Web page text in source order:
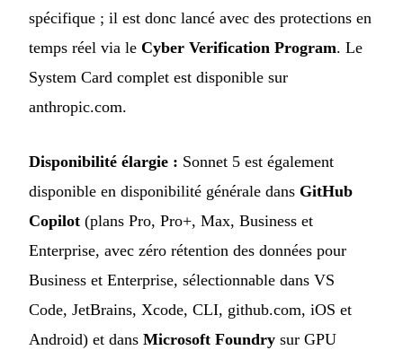
spécifique ; il est donc lancé avec des protections en
temps réel via le Cyber Verification Program. Le
System Card complet est disponible sur
anthropic.com.
Disponibilité élargie : Sonnet 5 est également
disponible en disponibilité générale dans GitHub
Copilot (plans Pro, Pro+, Max, Business et
Enterprise, avec zéro rétention des données pour
Business et Enterprise, sélectionnable dans VS
Code, JetBrains, Xcode, CLI, github.com, iOS et
Android) et dans Microsoft Foundry sur GPU